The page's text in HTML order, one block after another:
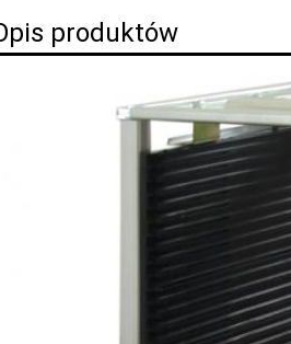
produktów